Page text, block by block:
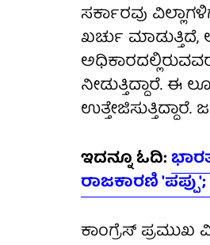
ಸರ್ಕಾರವು
ಖರ್ಚು
ನೀಡುತ್ತಿದ್ದಾರೆ. ಈ
ಇದನ್ನೂ ಓದಿ:
ರಾಜಕಾರಣಿ
ಕಾಂಗ್ರೆಸ್